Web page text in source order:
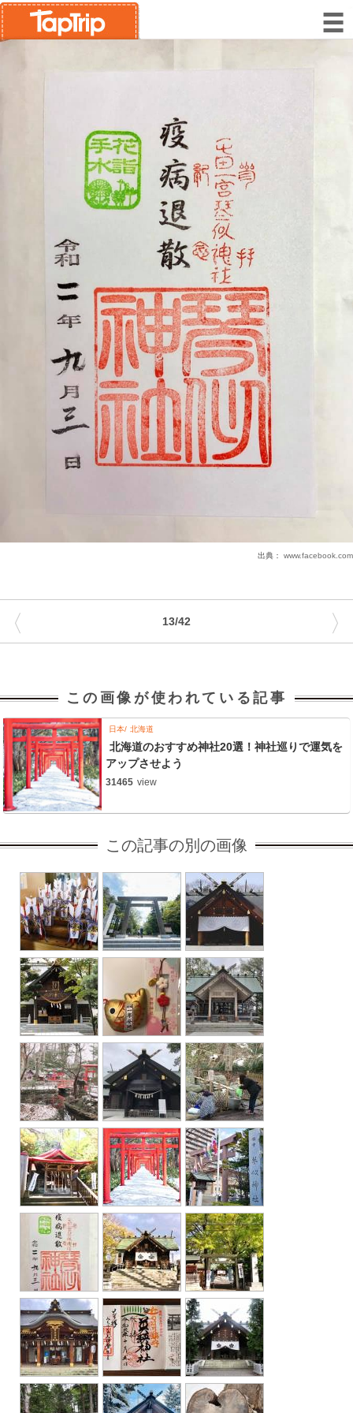
出典： www.facebook.com
13/42
〈 〉
この画像が使われている記事
日本 北海道
北海道のおすすめ神社20選！神社巡りで運気を
アップさせよう
31465 view
この記事の別の画像